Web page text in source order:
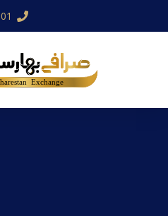
01 32 456 043 (+61)